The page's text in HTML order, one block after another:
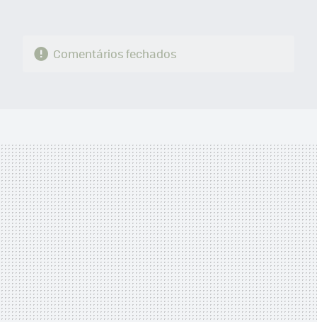
Comentários fechados